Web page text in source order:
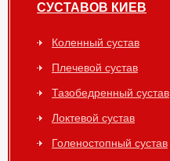
СУСТАВОВ КИЕВ
Коленный сустав
Плечевой сустав
Тазобедренный сустав
Локтевой сустав
Голеностопный сустав